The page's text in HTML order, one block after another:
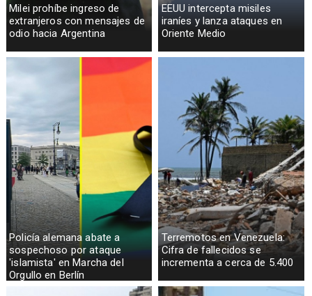
Milei prohíbe ingreso de
extranjeros con mensajes de
odio hacia Argentina
EEUU intercepta misiles
iraníes y lanza ataques en
Oriente Medio
Policía alemana abate a
sospechoso por ataque
'islamista' en Marcha del
Orgullo en Berlín
Terremotos en Venezuela:
Cifra de fallecidos se
incrementa a cerca de 5.400